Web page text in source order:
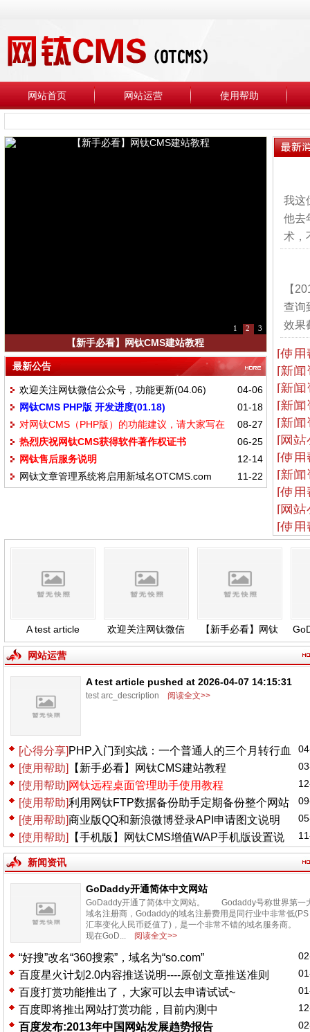
网站首页 网站运营 使用帮助
1 2 3
【新手必看】网钛CMS建站教程
最新公告
04-06
欢迎关注网钛微信公众号，功能更新(04.06)
01-18
网钛CMS PHP版 开发进度(01.18)
08-27
对网钛CMS（PHP版）的功能建议，请大家写在
这里
06-25
热烈庆祝网钛CMS获得软件著作权证书
12-14
网钛售后服务说明
11-22
网钛文章管理系统将启用新域名OTCMS.com
我这
他去
术，
【
查询
效果
[使
[新
[新
[新
[新
[网
[使
[新
[使
[网
[使
A test article
pushed at 2026-
04-07 14:15:31
欢迎关注网钛微信
公众号，功能更新
【新手必看】网钛
CMS建站教程
网站运营
A test article pushed at 2026-04-07 14:15:31
test arc_description 阅读全文>>
[心得分享]PHP入门到实战：一个普通人的三个月转行血
泪史
[使用帮助] 【新手必看】网钛CMS建站教程
[使用帮助]网钛远程桌面管理助手使用教程
[使用帮助]利用网钛FTP数据备份助手定期备份整个网站
[使用帮助]商业版QQ和新浪微博登录API申请图文说明
[使用帮助] 【手机版】网钛CMS增值WAP手机版设置说
明新闻资讯
GoDaddy开通简体中文网站
GoDaddy开通了简体中文网站。 Godaddy号称世界第一
域名注册商，Godaddy的域名注册费用是同行业中非常低
汇率变化人民币贬值了)，是一个非常不错的域名服务商
现在GoD...
阅读全文>>
“好搜”改名“360搜索”，域名为“so.com”
百度星火计划2.0内容推送说明----原创文章推送准则
百度打赏功能推出了，大家可以去申请试试~
百度即将推出网站打赏功能，目前内测中
百度发布:2013年中国网站发展趋势报告